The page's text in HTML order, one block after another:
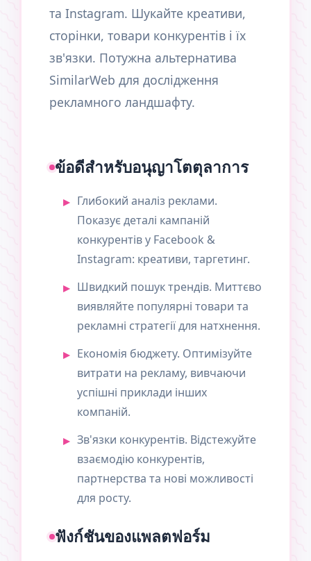
та Instagram. Шукайте креативи,
сторінки, товари конкурентів і їх
зв'язки. Потужна альтернатива
SimilarWeb для дослідження
рекламного ландшафту.
ข้อดีสำหรับอนุญาโตตุลาการ
Глибокий аналіз реклами.
Показує деталі кампаній
конкурентів у Facebook &
Instagram: креативи, таргетинг.
Швидкий пошук трендів. Миттєво
виявляйте популярні товари та
рекламні стратегії для натхнення.
Економія бюджету. Оптимізуйте
витрати на рекламу, вивчаючи
успішні приклади інших
компаній.
Зв'язки конкурентів. Відстежуйте
взаємодію конкурентів,
партнерства та нові можливості
для росту.
ฟังก์ชันของแพลตฟอร์ม